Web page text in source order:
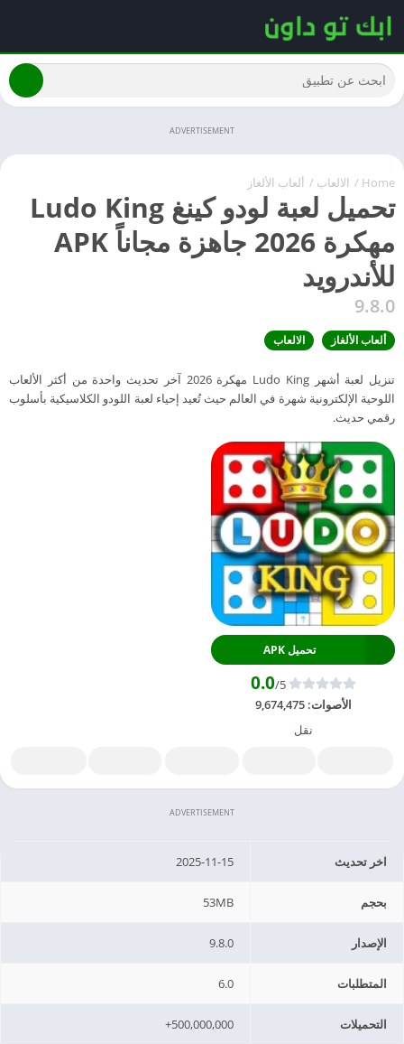
ADVERTISEMENT
Home
/ الالعاب / ألعاب الألغاز
تحميل لعبة لودو كينغ Ludo King
مهكرة 2026 جاهزة مجاناً APK
للأندرويد
9.8.0
ألعاب الألغاز الالعاب
تنزيل لعبة أشهر Ludo King مهكرة 2026 آخر تحديث واحدة من أكثر الألعاب
اللوحية الإلكترونية شهرة في العالم حيث تُعيد إحياء لعبة اللودو الكلاسيكية بأسلوب
رقمي حديث.
تحميل APK
0.0/5
الأصوات:9,674,475
نقل
ADVERTISEMENT
اخر تحديث 2025-11-15
بحجم 53MB
الإصدار 9.8.0
المتطلبات 6.0
التحميلات 500,000,000+